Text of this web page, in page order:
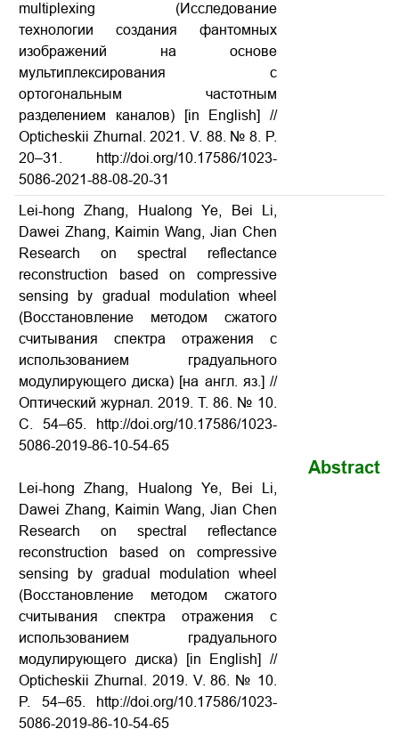
multiplexing (Исследование
технологии создания фантомных
изображений на основе
мультиплексирования с
ортогональным частотным
разделением каналов) [in English] //
Opticheskii Zhurnal. 2021. V. 88. № 8. P.
20–31. http://doi.org/10.17586/1023-
5086-2021-88-08-20-31
Lei-hong Zhang, Hualong Ye, Bei Li,
Dawei Zhang, Kaimin Wang, Jian Chen
Research on spectral reflectance
reconstruction based on compressive
sensing by gradual modulation wheel
(Восстановление методом сжатого
считывания спектра отражения с
использованием градуального
модулирующего диска) [на англ. яз.] //
Оптический журнал. 2019. Т. 86. № 10.
С. 54–65. http://doi.org/10.17586/1023-
5086-2019-86-10-54-65
Lei-hong Zhang, Hualong Ye, Bei Li,
Dawei Zhang, Kaimin Wang, Jian Chen
Research on spectral reflectance
reconstruction based on compressive
sensing by gradual modulation wheel
(Восстановление методом сжатого
считывания спектра отражения с
использованием градуального
модулирующего диска) [in English] //
Opticheskii Zhurnal. 2019. V. 86. № 10.
P. 54–65. http://doi.org/10.17586/1023-
5086-2019-86-10-54-65
Abstract